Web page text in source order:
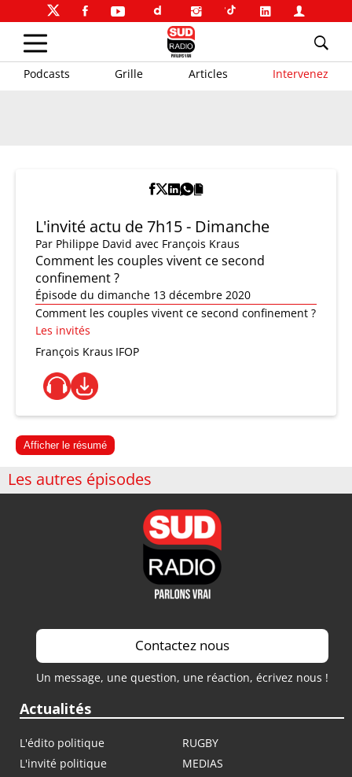
Podcasts Grille Articles Intervenez
L'invité actu de 7h15 - Dimanche
Par Philippe David avec François Kraus
Comment les couples vivent ce second
confinement ?
Épisode du dimanche 13 décembre 2020
Comment les couples vivent ce second confinement ?
Les invités
François Kraus IFOP
Afficher le résumé
Les autres épisodes
Contactez nous
Un message, une question, une réaction, écrivez nous !
Actualités
L'édito politique
RUGBY
L'invité politique
MEDIAS